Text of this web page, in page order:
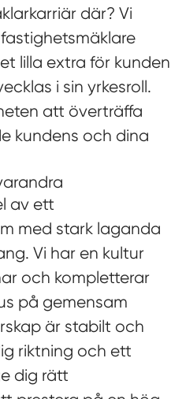
där? Vi
lilla extra för kunden
i sin yrkesroll.
att överträffa
kundens och dina
av ett
med stark laganda
Vi har en kultur
och kompletterar
på gemensam
är stabilt och
riktning och ett
dig rätt